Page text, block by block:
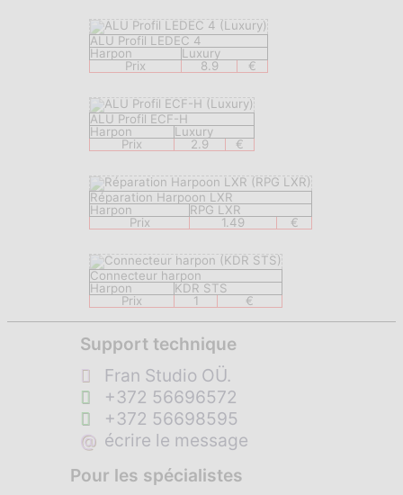
ALU Profil LEDEC 4
Harpon
Luxury
Prix
8.9 €
ALU Profil ECF-H
Harpon
Luxury
Prix
2.9 €
Réparation Harpoon LXR
Harpon
RPG LXR
Prix
1.49 €
Connecteur harpon
Harpon
KDR STS
Prix
1 €
Support technique
Fran Studio OÜ.
+372 56696572
+372 56698595
@ écrire le message
Pour les spécialistes